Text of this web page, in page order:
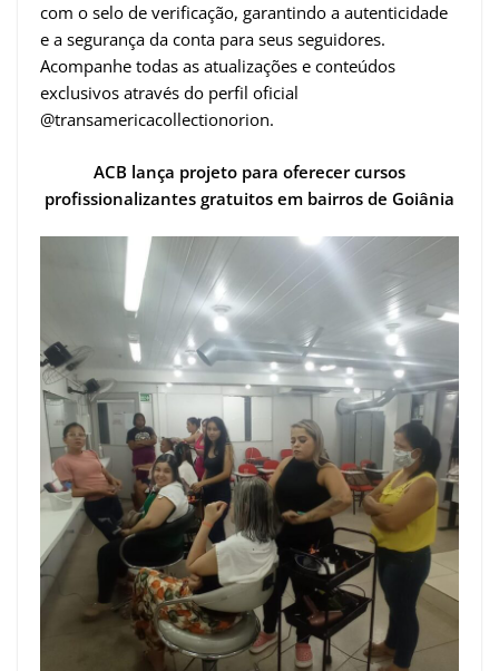
com o selo de verificação, garantindo a autenticidade
e a segurança da conta para seus seguidores.
Acompanhe todas as atualizações e conteúdos
exclusivos através do perfil oficial
@transamericacollectionorion.
ACB lança projeto para oferecer cursos
profissionalizantes gratuitos em bairros de Goiânia